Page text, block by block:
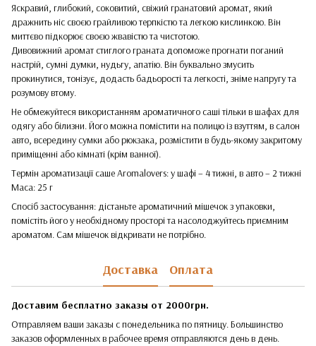
Яскравий, глибокий, соковитий, свіжий гранатовий аромат, який
дражнить ніс своєю грайливою терпкістю та легкою кислинкою. Він
миттєво підкорює своєю жвавістю та чистотою.
Дивовижний аромат стиглого граната допоможе прогнати поганий
настрій, сумні думки, нудьгу, апатію. Він буквально змусить
прокинутися, тонізує, додасть бадьорості та легкості, зніме напругу та
розумову втому.
Не обмежуйтеся використанням ароматичного саші тільки в шафах для
одягу або білизни. Його можна помістити на полицю із взуттям, в салон
авто, всередину сумки або рюкзака, розмістити в будь-якому закритому
приміщенні або кімнаті (крім ванної).
Термін ароматизації саше Aromalovers: у шафі – 4 тижні, в авто – 2 тижні
Маса: 25 г
Спосіб застосування: дістаньте ароматичний мішечок з упаковки,
помістіть його у необхідному просторі та насолоджуйтесь приємним
ароматом. Сам мішечок відкривати не потрібно.
Доставка Оплата
Доставим бесплатно заказы от 2000грн.
Отправляем ваши заказы с понедельника по пятницу. Большинство
заказов оформленных в рабочее время отправляются день в день.